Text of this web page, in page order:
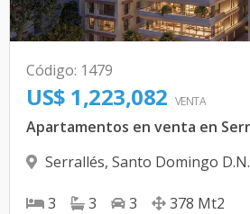
Código: 1479
US$ 1,223,082 VENTA
Serrallés, Santo Domingo D.N.
3 3 3 378 Mt2